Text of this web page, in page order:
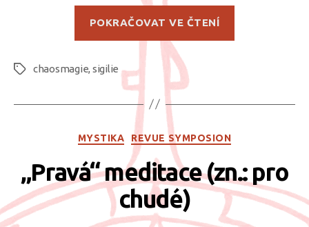
POKRAČOVAT VE ČTENÍ
Štítkychaosmagie, sigilie
Rubriky
MYSTIKA REVUE SYMPOSION
„Pravá“ meditace (zn.: pro
chudé)